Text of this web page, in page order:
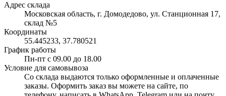
Адрес склада
Московская область, г. Домодедово, ул. Станционная 17,
склад №5
Координаты
55.445233, 37.780521
График работы
Пн-пт с 09.00 до 18.00
Условие для самовывоза
Со склада выдаются только оформленные и оплаченные
заказы. Оформить заказ вы можете на сайте, по